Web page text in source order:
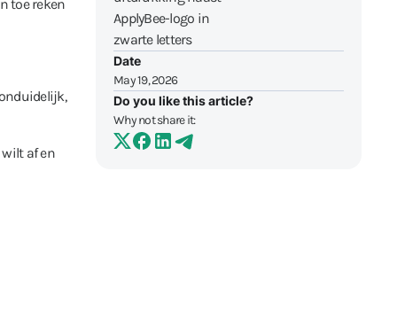
toe reken
af en
Date
May 19, 2026
Do you like this article?
Why not share it: